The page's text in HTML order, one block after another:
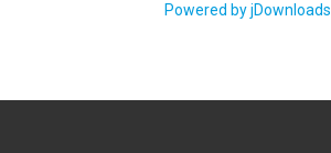
Powered by jDownloads